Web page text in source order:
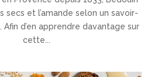
secs et l’amande selon un savoir-
d’en apprendre davantage sur
cette...